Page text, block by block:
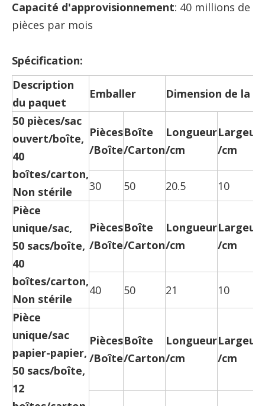
Capacité d'approvisionnement: 40 millions de
pièces par mois
Spécification:
Description
du paquet
Emballer
Dimension de la
50 pièces/sac
ouvert/boîte,
40
boîtes/carton,
Non stérile
Pièces
/Boîte
Boîte
/Carton
Longueur
/cm
Largeur
/cm
30 50 20.5 10
Pièce
unique/sac,
50 sacs/boîte,
40
boîtes/carton,
Non stérile
Pièces
/Boîte
Boîte
/Carton
Longueur
/cm
Largeur
/cm
40 50 21 10
Pièce
unique/sac
papier-papier,
50 sacs/boîte,
12
Pièces
/Boîte
Boîte
/Carton
Longueur
/cm
Largeur
/cm